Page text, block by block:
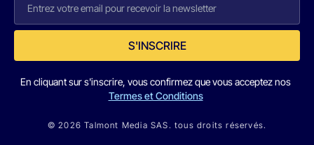
S'INSCRIRE
En cliquant sur s'inscrire, vous confirmez que vous acceptez nos
Termes et Conditions
© 2026 Talmont Media SAS. tous droits réservés.